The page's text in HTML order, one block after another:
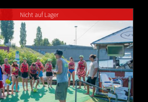
Nicht auf Lager